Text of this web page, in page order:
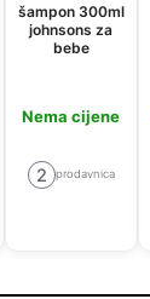
šampon 300ml
johnsons za
bebe
Nema cijene
2 prodavnica